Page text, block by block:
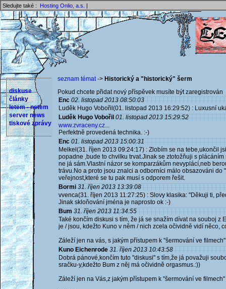
Sledujte také : Hosting Onlio, a.s. |
diskuse
články
letem - netem
server news
tiskové zprávy
seznam témat-> Historický a "historický" šerm
Pokud chcete přidat nový příspěvek musíte být
Enc 02. listopad 2013 08:50:03
Luděk Hugo Vobořil(01. listopad 2013 16:29:52) : Luxusní
Luděk Hugo Vobořil 01. listopad 2013 15:29:52
www.zvraceny.cz...
Perfektně provedená technika. :-)
Enc 01. listopad 2013 15:00:31
Melkel(31. říjen 2013 09:24:17) : Zlobím se na tebe,ukončil
popadne ,bude to chvilku trvat.Jinak se ztotožňuji s
ne já sám.Vlastní názor se komparzákům nevyplácí,neb
trávu.No a proto jsou znalci a odborníci málo obsazováni do
veřejnost,které se tu pak musí s odporem řešit.
Bormi 31. říjen 2013 13:39:08
vvenca(31. říjen 2013 11:27:25) : Slovy klasika: "Děkuji ti,
Jinak skloňování jména je naprosto ok :-)
Bum 31. říjen 2013 11:34:55
Také končím diskusi s tím, že já se snažím dívat na souboj
je / jsou, kdežto Kuno v něm / nich zcela očividně vidí něco,
Záleží jen na vás, s jakým přístupem k "šermování ve
Kuno Eichenrode 31. říjen 2013 10:43:58
Dobrá pánové,končím tuto "diskusi" s tím,že já považuji
sračku-y,kdežto Bum z něj má očividně orgasmus.:))
Záleží jen na Vás,z jakým přístupem k "šermování ve